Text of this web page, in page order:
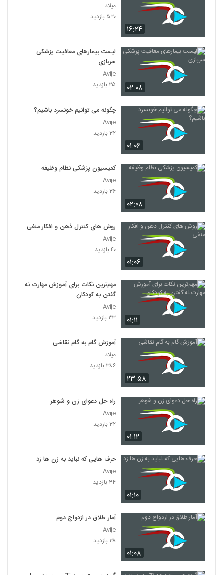
۱۶:۲۴
میلاد
۵۳۰ بازدید
۰۲:۰۸
لیست بیمارهای معافیت پزشکی
سربازی
Avije
۳۵ بازدید
۰۱:۰۶
چگونه می توانیم خونسرد باشیم؟
Avije
۳۲ بازدید
۰۲:۰۸
کمیسیون پزشکی نظام وظیفه
Avije
۳۶ بازدید
۰۱:۰۶
روش های کنترل ذهن و افکار منفی
Avije
۴۰ بازدید
۰۱:۱۱
مهم‌ترین نکات برای آموزش مهارت نه
گفتن به کودکان
Avije
۳۳ بازدید
۲۳:۵۸
آموزش گام به گام نقاشی
میلاد
۳۸۶ بازدید
۰۱:۱۲
راه حل دعوای زن و شوهر
Avije
۳۲ بازدید
۰۱:۱۰
حرف هایی که نباید به زن ها زد
Avije
۳۴ بازدید
۰۱:۰۸
آمار طلاق در ازدواج دوم
Avije
۳۸ بازدید